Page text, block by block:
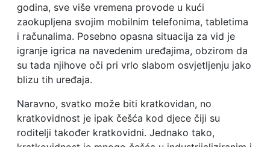
godina, sve više vremena provode u kući
zaokupljena svojim mobilnim telefonima, tabletima
i računalima. Posebno opasna situacija za vid je
igranje igrica na navedenim uređajima, obzirom da
su tada njihove oči pri vrlo slabom osvjetljenju jako
blizu tih uređaja.
Naravno, svatko može biti kratkovidan, no
kratkovidnost je ipak češća kod djece čiji su
roditelji također kratkovidni. Jednako tako,